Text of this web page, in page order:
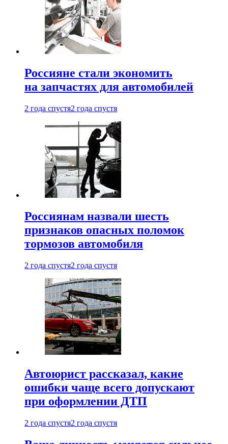
Россияне стали экономить
на запчастях для автомобилей
2 года спустя2 года спустя
Россиянам назвали шесть
признаков опасных поломок
тормозов автомобиля
2 года спустя2 года спустя
Автоюрист рассказал, какие
ошибки чаще всего допускают
при оформлении ДТП
2 года спустя2 года спустя